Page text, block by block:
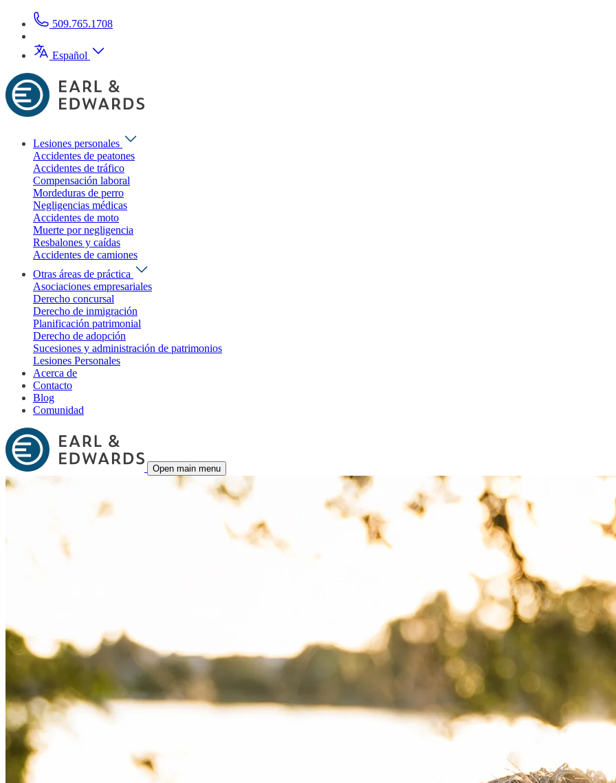
509.765.1708
Español
Lesiones personales
Accidentes de peatones
Accidentes de tráfico
Compensación laboral
Mordeduras de perro
Negligencias médicas
Accidentes de moto
Muerte por negligencia
Resbalones y caídas
Accidentes de camiones
Otras áreas de práctica
Asociaciones empresariales
Derecho concursal
Derecho de inmigración
Planificación patrimonial
Derecho de adopción
Sucesiones y administración de patrimonios
Lesiones Personales
Acerca de
Contacto
Blog
Comunidad
Open main menu